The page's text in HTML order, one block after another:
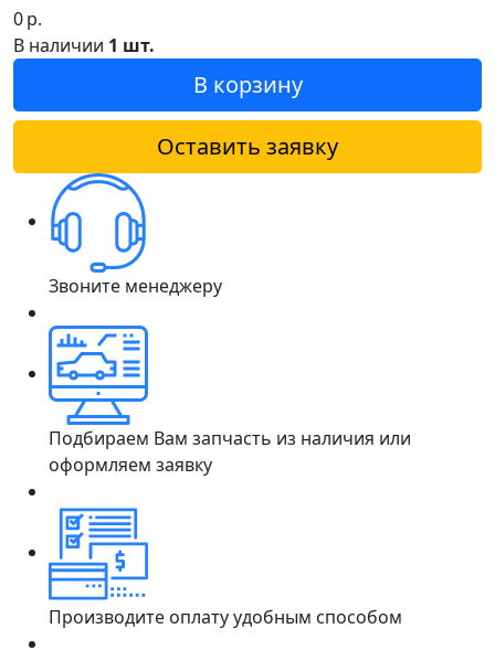
0р.
В наличии 1 шт.
В корзину
Оставить заявку
Звоните менеджеру
Подбираем Вам запчасть из наличия или
оформляем заявку
Производите оплату удобным способом